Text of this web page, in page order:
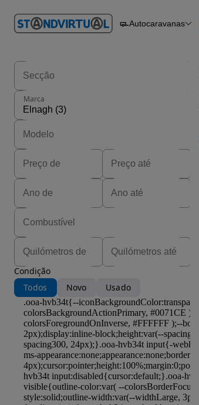
em
Carros Carros
Autocaravanas
Marca
Condição
Todos
Novo Usado